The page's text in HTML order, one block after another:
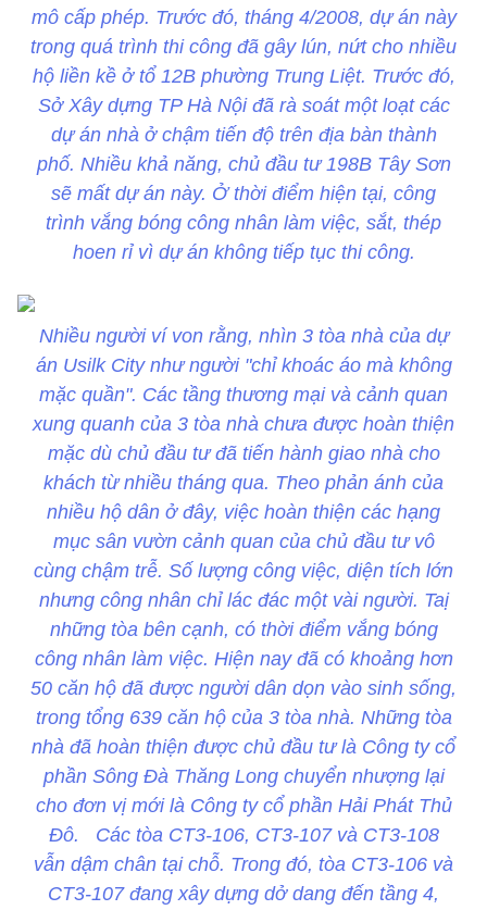
mô cấp phép. Trước đó, tháng 4/2008, dự án này
trong quá trình thi công đã gây lún, nứt cho nhiều
hộ liền kề ở tổ 12B phường Trung Liệt. Trước đó,
Sở Xây dựng TP Hà Nội đã rà soát một loạt các
dự án nhà ở chậm tiến độ trên địa bàn thành
phố. Nhiều khả năng, chủ đầu tư 198B Tây Sơn
sẽ mất dự án này. Ở thời điểm hiện tại, công
trình vắng bóng công nhân làm việc, sắt, thép
hoen rỉ vì dự án không tiếp tục thi công.
Nhiều người ví von rằng, nhìn 3 tòa nhà của dự
án Usilk City như người "chỉ khoác áo mà không
mặc quần". Các tầng thương mại và cảnh quan
xung quanh của 3 tòa nhà chưa được hoàn thiện
mặc dù chủ đầu tư đã tiến hành giao nhà cho
khách từ nhiều tháng qua. Theo phản ánh của
nhiều hộ dân ở đây, việc hoàn thiện các hạng
mục sân vườn cảnh quan của chủ đầu tư vô
cùng chậm trễ. Số lượng công việc, diện tích lớn
nhưng công nhân chỉ lác đác một vài người. Taị
những tòa bên cạnh, có thời điểm vắng bóng
công nhân làm việc. Hiện nay đã có khoảng hơn
50 căn hộ đã được người dân dọn vào sinh sống,
trong tổng 639 căn hộ của 3 tòa nhà. Những tòa
nhà đã hoàn thiện được chủ đầu tư là Công ty cổ
phần Sông Đà Thăng Long chuyển nhượng lại
cho đơn vị mới là Công ty cổ phần Hải Phát Thủ
Đô. Các tòa CT3-106, CT3-107 và CT3-108
vẫn dậm chân tại chỗ. Trong đó, tòa CT3-106 và
CT3-107 đang xây dựng dở dang đến tầng 4,